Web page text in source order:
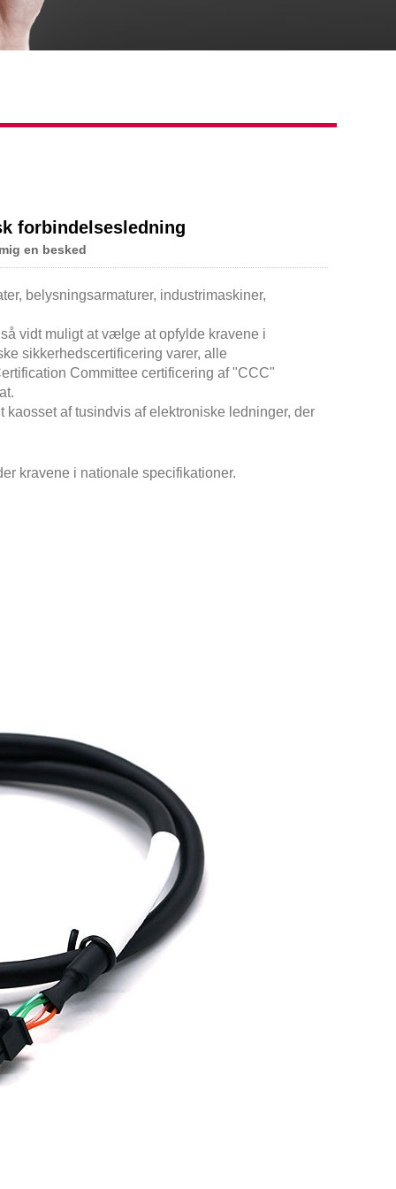
forbindelsesledning
en besked
belysningsarmaturer, industrimaskiner,
vidt muligt at vælge at opfylde kravene i
sikkerhedscertificering varer, alle
Committee certificering af "CCC"
af tusindvis af elektroniske ledninger, der
kravene i nationale specifikationer.